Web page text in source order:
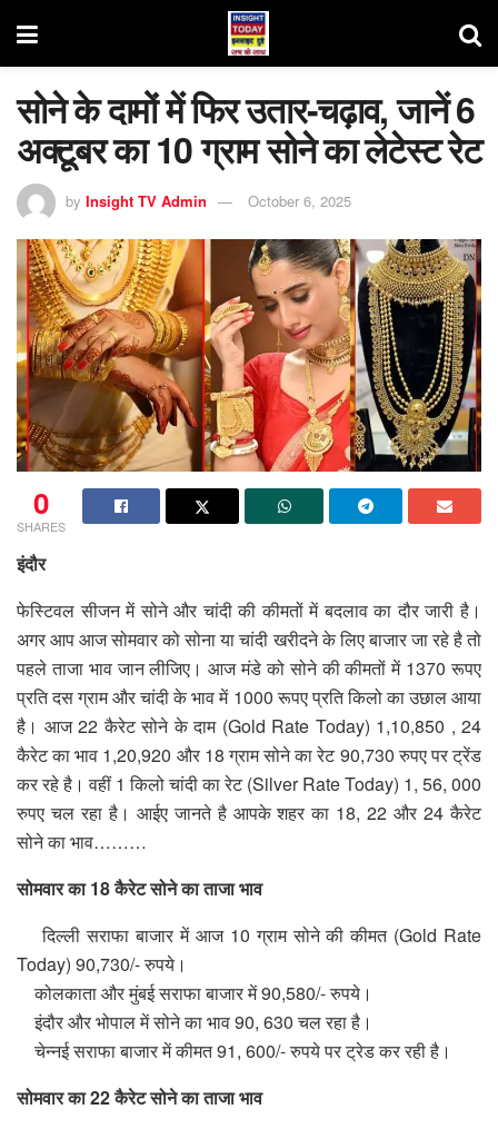
सोने के दामों में फिर उतार-चढ़ाव, जानें 6
अक्टूबर का 10 ग्राम सोने का लेटेस्ट रेट
by Insight TV Admin October 6, 2025
0
SHARES
इंदौर
फेस्टिवल सीजन में सोने और चांदी की कीमतों में बदलाव का दौर जारी है।
अगर आप आज सोमवार को सोना या चांदी खरीदने के लिए बाजार जा रहे है तो
पहले ताजा भाव जान लीजिए। आज मंडे को सोने की कीमतों में 1370 रूपए
प्रति दस ग्राम और चांदी के भाव में 1000 रूपए प्रति किलो का उछाल आया
है। आज 22 कैरेट सोने के दाम (Gold Rate Today) 1,10,850 , 24
कैरेट का भाव 1,20,920 और 18 ग्राम सोने का रेट 90,730 रुपए पर ट्रेंड
कर रहे है। वहीं 1 किलो चांदी का रेट (Silver Rate Today) 1, 56, 000
रुपए चल रहा है। आईए जानते है आपके शहर का 18, 22 और 24 कैरेट
सोने का भाव………
सोमवार का 18 कैरेट सोने का ताजा भाव
दिल्ली सराफा बाजार में आज 10 ग्राम सोने की कीमत (Gold Rate
Today) 90,730/- रुपये।
कोलकाता और मुंबई सराफा बाजार में 90,580/- रुपये।
इंदौर और भोपाल में सोने का भाव 90, 630 चल रहा है।
चेन्नई सराफा बाजार में कीमत 91, 600/- रुपये पर ट्रेड कर रही है।
सोमवार का 22 कैरेट सोने का ताजा भाव